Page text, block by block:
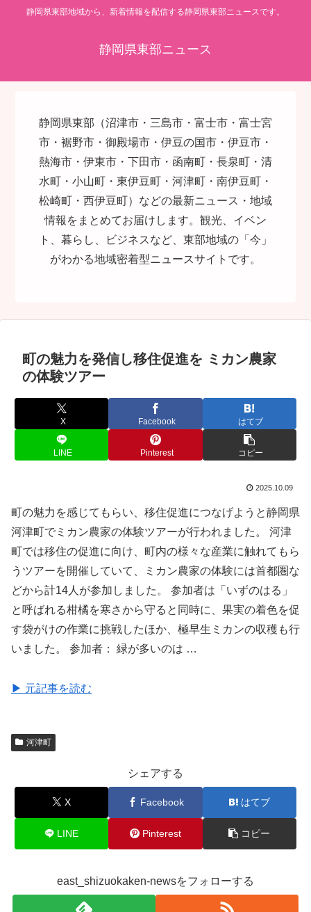
静岡県東部地域から、新着情報を配信する静岡県東部ニュースです。
静岡県東部ニュース
静岡県東部（沼津市・三島市・富士市・富士宮
市・裾野市・御殿場市・伊豆の国市・伊豆市・
熱海市・伊東市・下田市・函南町・長泉町・清
水町・小山町・東伊豆町・河津町・南伊豆町・
松崎町・西伊豆町）などの最新ニュース・地域
情報をまとめてお届けします。観光、イベン
ト、暮らし、ビジネスなど、東部地域の「今」
がわかる地域密着型ニュースサイトです。
町の魅力を発信し移住促進を ミカン農家
の体験ツアー
X Facebook はてブ
LINE Pinterest コピー
2025.10.09
町の魅力を感じてもらい、移住促進につなげようと静岡県
河津町でミカン農家の体験ツアーが行われました。 河津
町では移住の促進に向け、町内の様々な産業に触れてもら
うツアーを開催していて、ミカン農家の体験には首都圏な
どから計14人が参加しました。 参加者は「いずのはる」
と呼ばれる柑橘を寒さから守ると同時に、果実の着色を促
す袋がけの作業に挑戦したほか、極早生ミカンの収穫も行
いました。 参加者： 緑が多いのは …
▶ 元記事を読む
河津町
シェアする
X Facebook はてブ
LINE Pinterest コピー
east_shizuokaken-newsをフォローする